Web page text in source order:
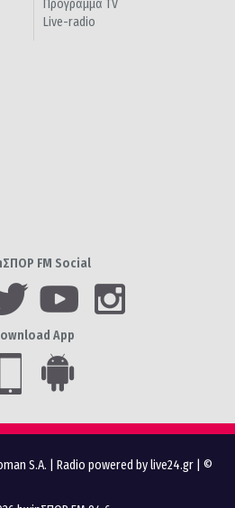
Πρόγραμμα TV
Live-radio
FM Social
App
S.A. Radio powered by live24.gr | ©